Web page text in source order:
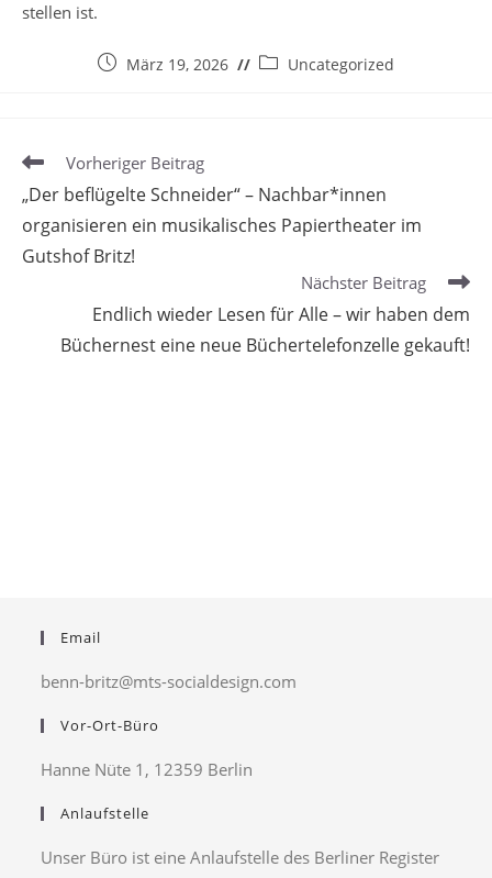
stellen ist.
BeitragMärz 19, 2026
Beitrags-
Uncategorized
Weitere
Artikel
ansehen
Vorheriger Beitrag
„Der beflügelte Schneider“ – Nachbar*innen
organisieren ein musikalisches Papiertheater im
Gutshof Britz!
Nächster Beitrag
Endlich wieder Lesen für Alle – wir haben dem
Büchernest eine neue Büchertelefonzelle gekauft!
Email
benn-britz@mts-socialdesign.com
Vor-Ort-Büro
Hanne Nüte 1, 12359 Berlin
Anlaufstelle
Unser Büro ist eine Anlaufstelle des Berliner Register